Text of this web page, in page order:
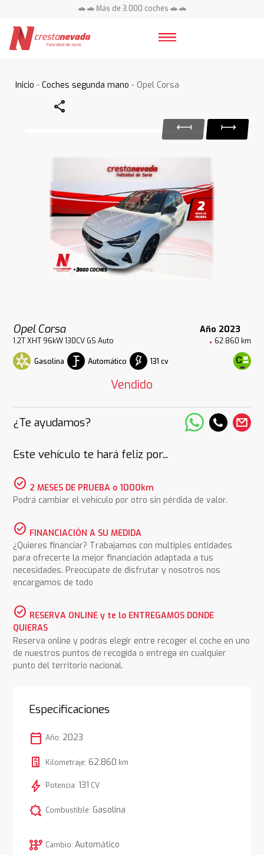
🚗 🚗 Más de 3.000 coches 🚗 🚗
Inicio -Coches segunda mano - Opel Corsa
Share
Opel Corsa Año 2023
1.2T XHT 96kW 130CV GS Auto 62.860 km
Gasolina Automático 131 cv
Vendido
¿Te ayudamos?
Este vehículo te hará feliz por...
check_circle 2 MESES DE PRUEBA o 1000km
Podrá cambiar el vehículo por otro sin pérdida de valor.
check_circle FINANCIACIÓN A SU MEDIDA
¿Quieres financiar? Trabajamos con multiples entidades
para ofrecerte la mejor financiación adaptada a tus
necesidades. Preocúpate de disfrutar y nosotros nos
encargamos de todo
check_circle RESERVA ONLINE y te lo ENTREGAMOS DONDE
QUIERAS
Reserva online y podrás elegir entre recoger el coche en uno
de nuestros puntos de recogida o entrega en cualquier
punto del territorio nacional.
Especificaciones
calendar_today Año: 2023
Kilometraje: 62.860 km
bolt Potencia: 131 CV
comic_bubble Combustible: Gasolina
auto_transmission Cambio: Automático